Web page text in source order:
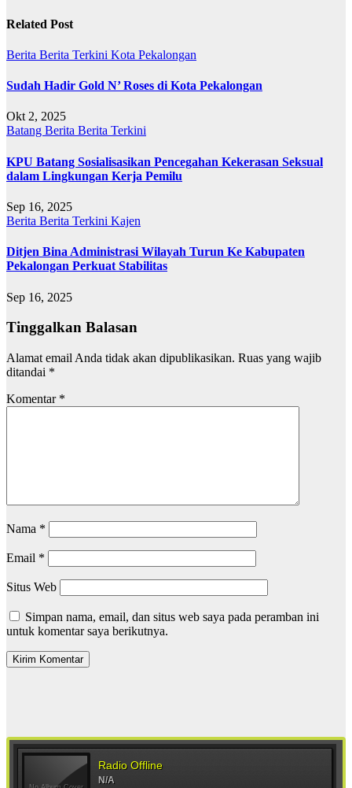
Related Post
Berita Berita Terkini Kota Pekalongan
Sudah Hadir Gold N’ Roses di Kota Pekalongan
Okt 2, 2025
Batang Berita Berita Terkini
KPU Batang Sosialisasikan Pencegahan Kekerasan Seksual
dalam Lingkungan Kerja Pemilu
Sep 16, 2025
Berita Berita Terkini Kajen
Ditjen Bina Administrasi Wilayah Turun Ke Kabupaten
Pekalongan Perkuat Stabilitas
Sep 16, 2025
Tinggalkan Balasan
Alamat email Anda tidak akan dipublikasikan. Ruas yang wajib
ditandai *
Komentar *
Nama *
Email *
Situs Web
Simpan nama, email, dan situs web saya pada peramban ini
untuk komentar saya berikutnya.